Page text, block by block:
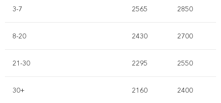
3-7 2565 2850
8-20 2430 2700
21-30 2295 2550
30+ 2160 2400